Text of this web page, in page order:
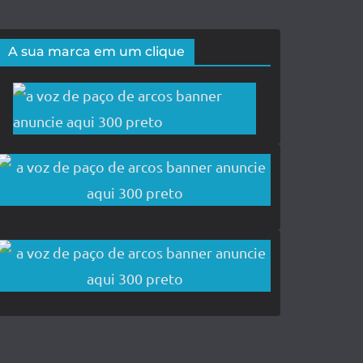
A sua marca em um clique